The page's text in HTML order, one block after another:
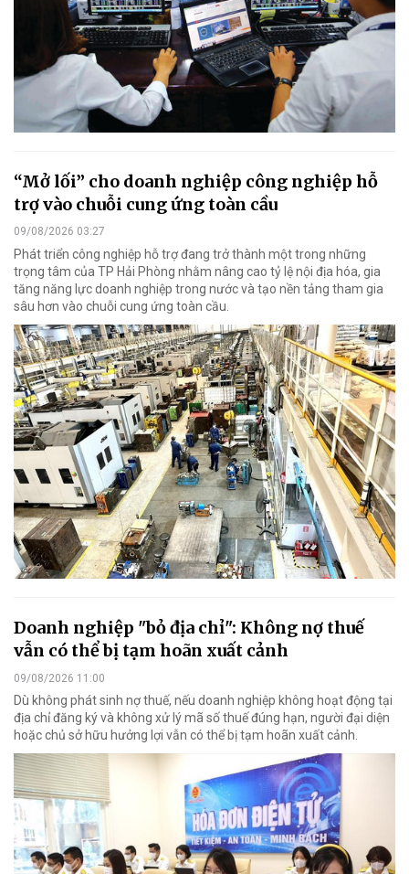
“Mở lối” cho doanh nghiệp công nghiệp hỗ
trợ vào chuỗi cung ứng toàn cầu
09/08/2026 03:27
Phát triển công nghiệp hỗ trợ đang trở thành một trong những
trọng tâm của TP Hải Phòng nhằm nâng cao tỷ lệ nội địa hóa, gia
tăng năng lực doanh nghiệp trong nước và tạo nền tảng tham gia
sâu hơn vào chuỗi cung ứng toàn cầu.
Doanh nghiệp "bỏ địa chỉ": Không nợ thuế
vẫn có thể bị tạm hoãn xuất cảnh
09/08/2026 11:00
Dù không phát sinh nợ thuế, nếu doanh nghiệp không hoạt động tại
địa chỉ đăng ký và không xử lý mã số thuế đúng hạn, người đại diện
hoặc chủ sở hữu hưởng lợi vẫn có thể bị tạm hoãn xuất cảnh.